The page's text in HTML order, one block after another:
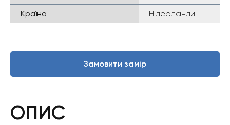
Країна
Нідерланди
Замовити замір
ОПИС